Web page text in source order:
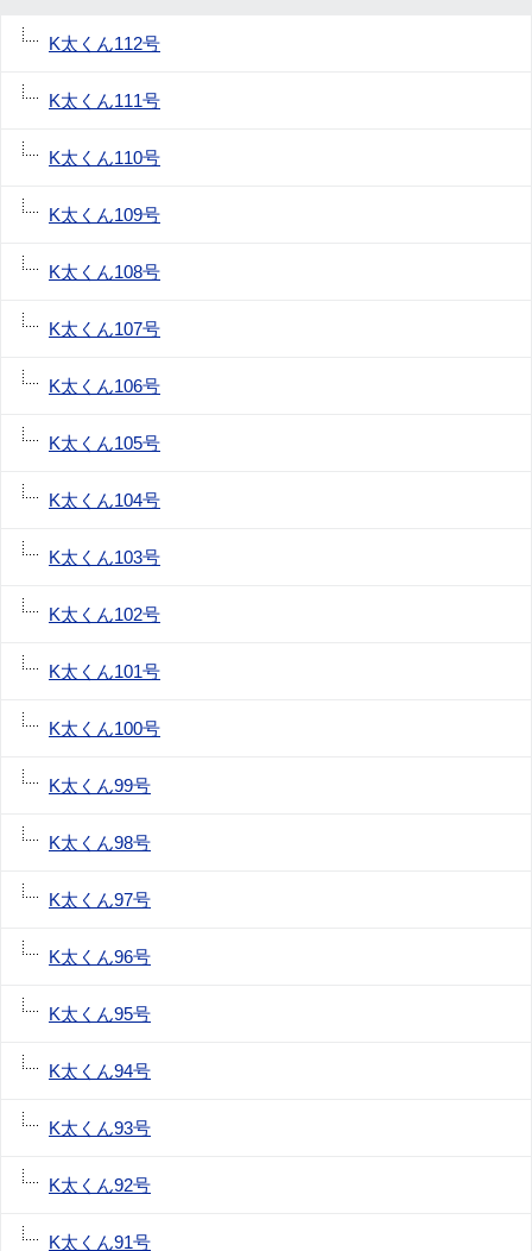
K太くん112号
K太くん111号
K太くん110号
K太くん109号
K太くん108号
K太くん107号
K太くん106号
K太くん105号
K太くん104号
K太くん103号
K太くん102号
K太くん101号
K太くん100号
K太くん99号
K太くん98号
K太くん97号
K太くん96号
K太くん95号
K太くん94号
K太くん93号
K太くん92号
K太くん91号